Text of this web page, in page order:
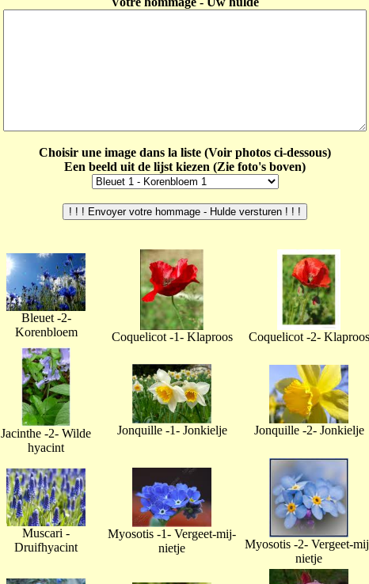
Choisir une image dans la liste (Voir photos ci-dessous)
Een beeld uit de lijst kiezen (Zie foto's boven)
Bleuet -2-
Korenbloem
Coquelicot -1- Klaproos Coquelicot -2- Klaproos
Jacinthe -2- Wilde
hyacint
Jonquille -1- Jonkielje Jonquille -2- Jonkielje
Muscari -
Druifhyacint
Myosotis -1- Vergeet-mij-
nietje
Myosotis -2- Vergeet-
nietje